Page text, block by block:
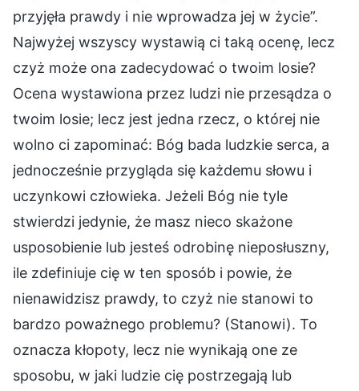
przyjęła prawdy i nie wprowadza jej w życie”.
Najwyżej wszyscy wystawią ci taką ocenę, lecz
czyż może ona zadecydować o twoim losie?
Ocena wystawiona przez ludzi nie przesądza o
twoim losie; lecz jest jedna rzecz, o której nie
wolno ci zapominać: Bóg bada ludzkie serca, a
jednocześnie przygląda się każdemu słowu i
uczynkowi człowieka. Jeżeli Bóg nie tyle
stwierdzi jedynie, że masz nieco skażone
usposobienie lub jesteś odrobinę nieposłuszny,
ile zdefiniuje cię w ten sposób i powie, że
nienawidzisz prawdy, to czyż nie stanowi to
bardzo poważnego problemu? (Stanowi). To
oznacza kłopoty, lecz nie wynikają one ze
sposobu, w jaki ludzie cię postrzegają lub